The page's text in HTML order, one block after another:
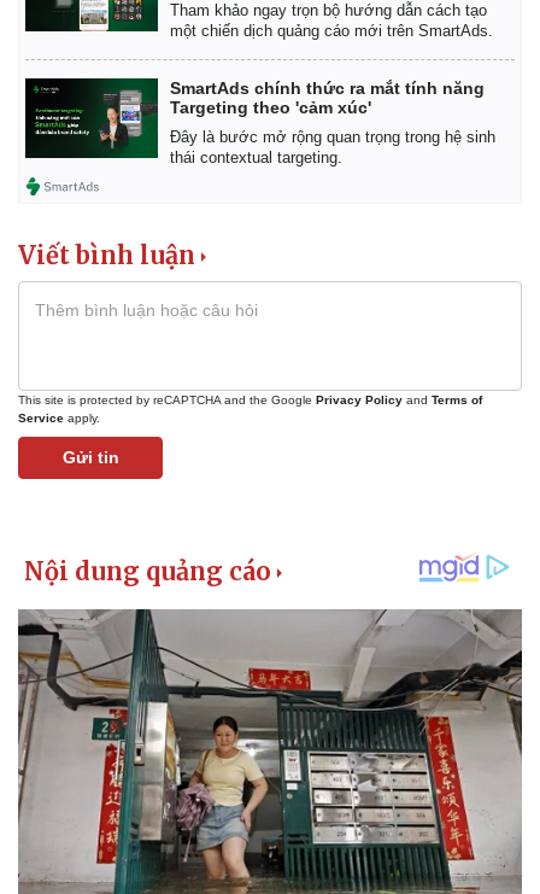
Kinh tế
Bất động sản
Khởi nghiệp
Thị trường
Giá vàng
Tiêu dùng
Tham khảo ngay trọn bộ hướng dẫn cách tạo
một chiến dịch quảng cáo mới trên SmartAds.
SmartAds chính thức ra mắt tính năng
Targeting theo 'cảm xúc'
Đây là bước mở rộng quan trọng trong hệ sinh
thái contextual targeting.
Viết bình luận
This site is protected by reCAPTCHA and the Google Privacy Policy and Terms of
Service apply.
Gửi tin